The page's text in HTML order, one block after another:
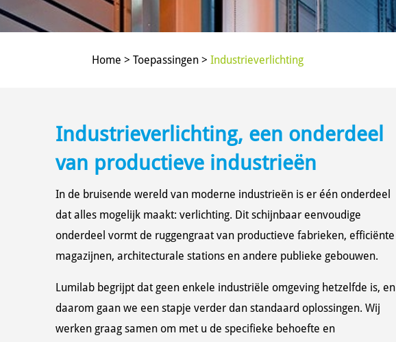
Home > Toepassingen >Industrieverlichting
Industrieverlichting, een onderdeel
van productieve industrieën
In de bruisende wereld van moderne industrieën is er één onderdeel
dat alles mogelijk maakt: verlichting. Dit schijnbaar eenvoudige
onderdeel vormt de ruggengraat van productieve fabrieken, efficiënte
magazijnen, architecturale stations en andere publieke gebouwen.
Lumilab begrijpt dat geen enkele industriële omgeving hetzelfde is, en
daarom gaan we een stapje verder dan standaard oplossingen. Wij
werken graag samen om met u de specifieke behoefte en